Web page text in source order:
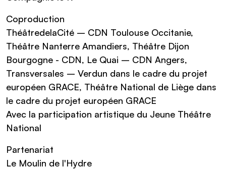
Coproduction
ThéâtredelaCité – CDN Toulouse Occitanie,
Théâtre Nanterre Amandiers, Théâtre Dijon
Bourgogne - CDN, Le Quai – CDN Angers,
Transversales – Verdun dans le cadre du projet
européen GRACE, Théâtre National de Liège dans
le cadre du projet européen GRACE
Avec la participation artistique du Jeune Théâtre
National
Partenariat
Le Moulin de l'Hydre